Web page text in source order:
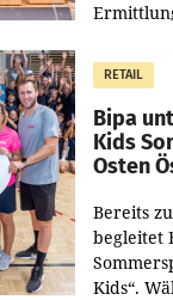
im
Pilnacek,
RETAIL
Bipa
Kids
Osten
Bereits
begleitet
Kids“.